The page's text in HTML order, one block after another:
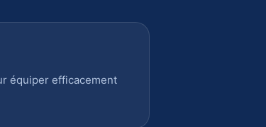
équiper efficacement